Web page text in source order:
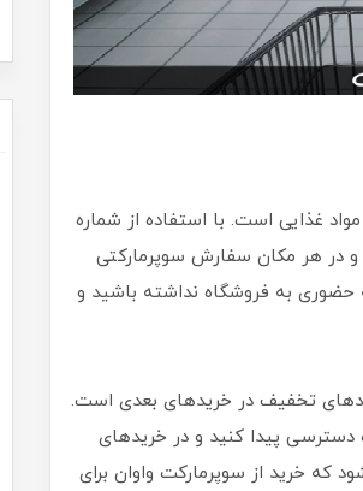
غذایی است. با استفاده از شماره
و در هر مکان سفارش سوپرمارکتی
به فروشگاه نداشته باشید و
کدهای تخفیف در خرید‌های بعدی است.
دسترسی پیدا کنید و در خرید‌های
که خرید از سوپرمارکت واوان برای